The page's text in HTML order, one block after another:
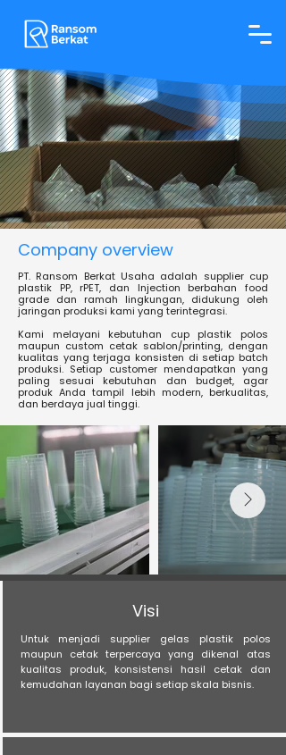
Company overview
PT. Ransom Berkat Usaha adalah supplier cup
plastik PP, rPET, dan Injection berbahan food
grade dan ramah lingkungan, didukung oleh
jaringan produksi kami yang terintegrasi.
Kami melayani kebutuhan cup plastik polos
maupun custom cetak sablon/printing, dengan
kualitas yang terjaga konsisten di setiap batch
produksi. Setiap customer mendapatkan yang
paling sesuai kebutuhan dan budget, agar
produk Anda tampil lebih modern, berkualitas,
dan berdaya jual tinggi.
Visi
Untuk menjadi supplier gelas plastik polos
maupun cetak terpercaya yang dikenal atas
kualitas produk, konsistensi hasil cetak dan
kemudahan layanan bagi setiap skala bisnis.